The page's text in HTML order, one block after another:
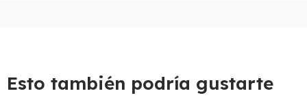
Esto también podría gustarte